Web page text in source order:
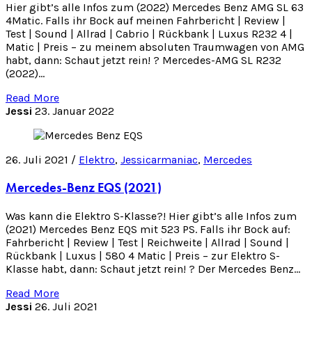
Hier gibt’s alle Infos zum (2022) Mercedes Benz AMG SL 63
4Matic. Falls ihr Bock auf meinen Fahrbericht | Review |
Test | Sound | Allrad | Cabrio | Rückbank | Luxus R232 4 |
Matic | Preis – zu meinem absoluten Traumwagen von AMG
habt, dann: Schaut jetzt rein! ? Mercedes-AMG SL R232
(2022)…
Read More
Jessi 23. Januar 2022
26. Juli 2021 / Elektro, Jessicarmaniac, Mercedes
Mercedes-Benz EQS (2021)
Was kann die Elektro S-Klasse?! Hier gibt’s alle Infos zum
(2021) Mercedes Benz EQS mit 523 PS. Falls ihr Bock auf:
Fahrbericht | Review | Test | Reichweite | Allrad | Sound |
Rückbank | Luxus | 580 4 Matic | Preis – zur Elektro S-
Klasse habt, dann: Schaut jetzt rein! ? Der Mercedes Benz…
Read More
Jessi 26. Juli 2021